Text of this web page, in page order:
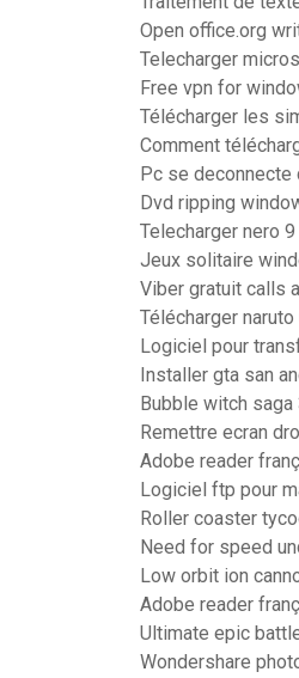
Open office.org
Telecharger
Free vpn for
Télécharger les
Comment
Pc se deconnecte
Dvd ripping
Telecharger nero
Jeux solitaire
Viber gratuit calls
Télécharger
Logiciel pour
Installer gta san
Bubble witch
Remettre ecran
Adobe reader
Logiciel ftp pour
Roller coaster
Need for speed
Low orbit ion
Adobe reader
Ultimate epic
Wondershare